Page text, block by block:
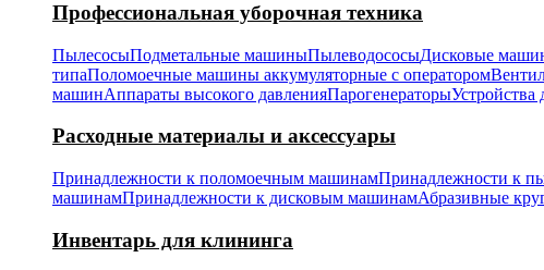
Профессиональная уборочная техника
ПылесосыПодметальные машиныПылеводососыДисковые
типаПоломоечные машины аккумуляторные с оператором
машинАппараты высокого давленияПарогенераторыУстройства
Расходные материалы и аксессуары
Принадлежности к поломоечным машинамПринадлежности к
машинамПринадлежности к дисковым машинамАбразивные
Инвентарь для клининга